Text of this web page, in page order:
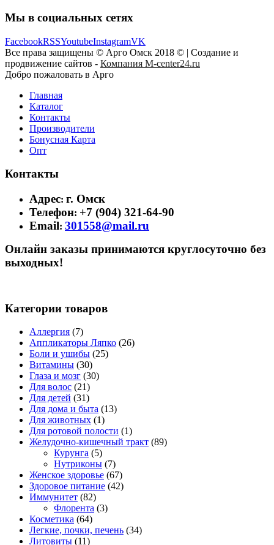
Мы в социальных сетях
FacebookRSSYoutubeInstagramVK
Все права защищены © Арго Омск 2018 © | Создание и
продвижение сайтов - Компания M-center24.ru
Добро пожаловать в Арго
Главная
Каталог
Контакты
Производители
Бонусная Карта
Опт
Контакты
Адрес: г. Омск
Телефон: +7 (904) 321-64-90
Email: 301558@mail.ru
Онлайн заказы принимаются круглосуточно без
выходных!
Категории товаров
Аллергия (7)
Аппликаторы Ляпко (26)
Боли и ушибы (25)
Витамины (30)
Глаза и мозг (30)
Для волос (21)
Для детей (31)
Для дома и быта (13)
Для животных (1)
Для ротовой полости (1)
Желудочно-кишечный тракт (89)
Курунга (5)
Нутриконы (7)
Женское здоровье (67)
Здоровое питание (42)
Иммунитет (82)
Флорента (3)
Косметика (64)
Легкие, почки, печень (34)
Литовиты (11)